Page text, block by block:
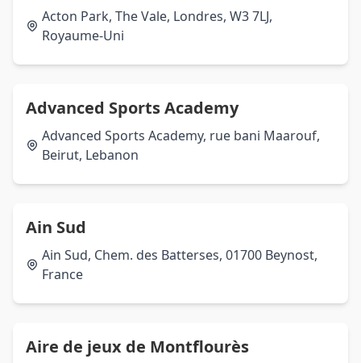
Acton Park, The Vale, Londres, W3 7LJ,
Royaume-Uni
Advanced Sports Academy
Advanced Sports Academy, rue bani Maarouf,
Beirut, Lebanon
Ain Sud
Ain Sud, Chem. des Batterses, 01700 Beynost,
France
Aire de jeux de Montflourès